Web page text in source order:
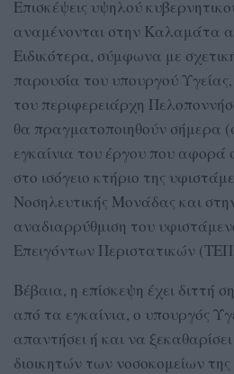
Επισκέψεις υψηλού
αναμένονται στην Καλαμάτα
Ειδικότερα, σύμφωνα με
παρουσία του υπουργού
του περιφερειάρχη
θα πραγματοποιηθούν σήμερα
εγκαίνια του έργου που
στο ισόγειο κτήριο της
Νοσηλευτικής Μονάδας και
αναδιαρρύθμιση του
Επειγόντων Περιστατικών
Βέβαια, η επίσκεψη έχει διττή
από τα εγκαίνια, ο υπουργός
απαντήσει ή και να
διοικητών των νοσοκομείων